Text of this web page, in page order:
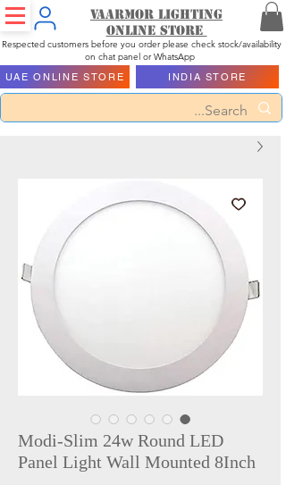
Vaarmor Lighting
ONLINE STORE
Respected customers before you order please check stock/availability
on chat panel or WhatsApp
UAE ONLINE STORE INDIA STORE
Modi-Slim 24w Round LED
Panel Light Wall Mounted 8Inch